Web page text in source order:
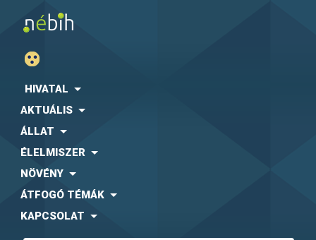
HIVATAL
AKTUÁLIS
ÁLLAT
ÉLELMISZER
NÖVÉNY
ÁTFOGÓ TÉMÁK
KAPCSOLAT